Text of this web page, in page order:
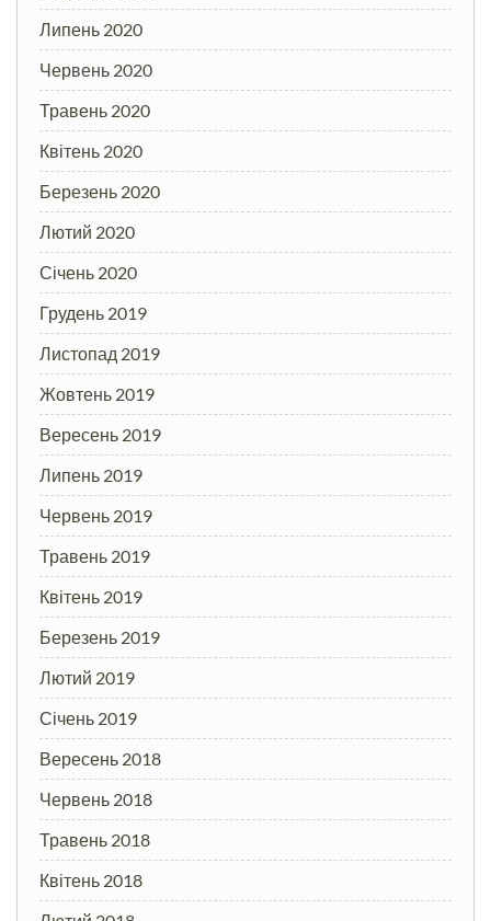
Липень 2020
Червень 2020
Травень 2020
Квітень 2020
Березень 2020
Лютий 2020
Січень 2020
Грудень 2019
Листопад 2019
Жовтень 2019
Вересень 2019
Липень 2019
Червень 2019
Травень 2019
Квітень 2019
Березень 2019
Лютий 2019
Січень 2019
Вересень 2018
Червень 2018
Травень 2018
Квітень 2018